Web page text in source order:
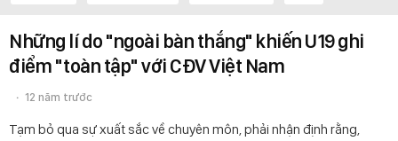
Những lí do "ngoài bàn thắng" khiến U19 ghi
điểm "toàn tập" với CĐV Việt Nam
12 năm trước
Tạm bỏ qua sự xuất sắc về chuyên môn, phải nhận định rằng,